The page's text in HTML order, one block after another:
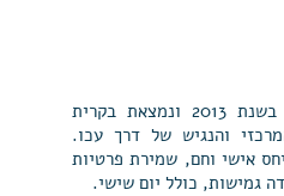
הקליניקה שלנו נפתחה בשנת 2013 ונמצאת בקרית
והנגיש של דרך עכו.
אישי וחם, שמירת פרטיות
גמישות, כולל יום שישי.